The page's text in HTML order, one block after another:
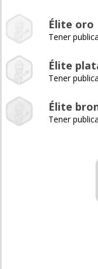
Élite oro
Tener
Élite
Tener
Élite
Tener